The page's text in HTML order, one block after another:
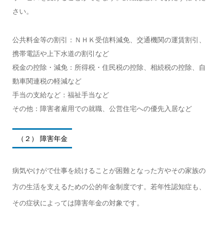
さい。
公共料金等の割引：ＮＨＫ受信料減免、交通機関の運賃割引、
携帯電話や上下水道の割引など
税金の控除・減免：所得税・住民税の控除、相続税の控除、自
動車関連税の軽減など
手当の支給など：福祉手当など
その他：障害者雇用での就職、公営住宅への優先入居など
（２） 障害年金
病気やけがで仕事を続けることが困難となった方やその家族の
方の生活を支えるための公的年金制度です。若年性認知症も、
その症状によっては障害年金の対象です。